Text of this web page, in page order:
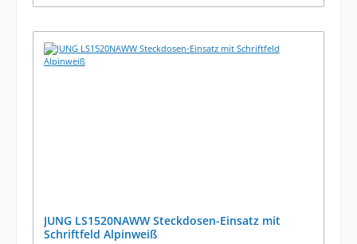
JUNG LS1520NAWW Steckdosen-Einsatz mit
Schriftfeld Alpinweiß